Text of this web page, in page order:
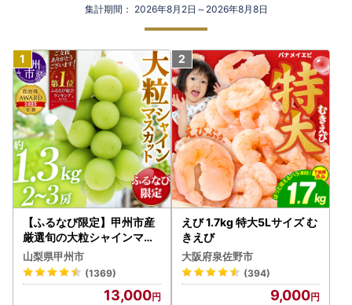
集計期間： 2026年8月2日～2026年8月8日
【ふるなび限定】甲州市産
厳選旬の大粒シャインマス
カット 約1.3kg 2～3房【2
026年発送】（MG）B12-
472 FN-Limited-VO シャ
インマスカット フルーツ
山梨県甲州市
(1369)
13,000
えび 1.7kg 特大5Lサイズ む
きえび
大阪府泉佐野市
(394)
9,000